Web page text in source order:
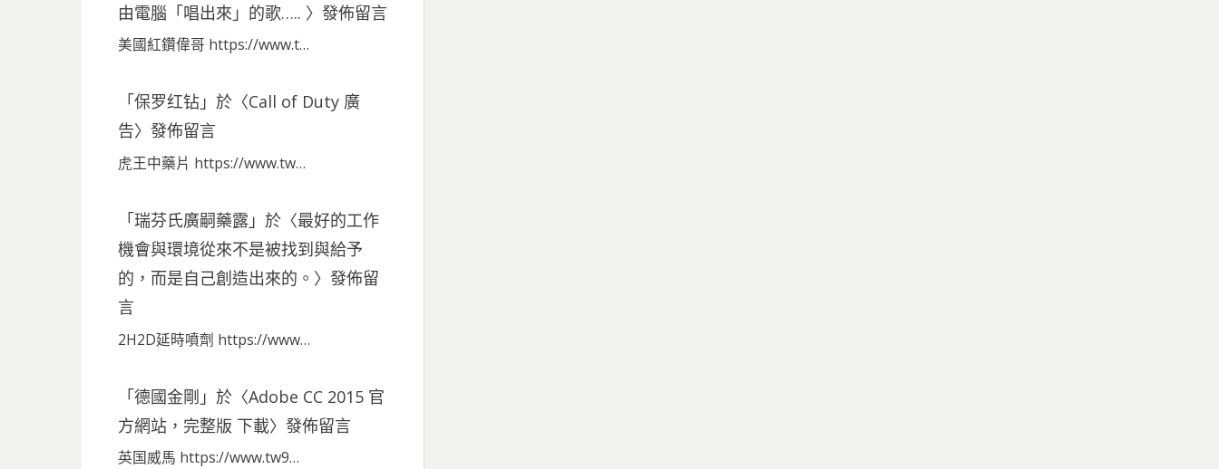
由電腦「唱出來」的歌….. 〉發佈留言
美國紅鑽偉哥 https://www.t…
「保罗红钻」於〈Call of Duty 廣
告〉發佈留言
虎王中藥片 https://www.tw…
「瑞芬氏廣嗣藥露」於〈最好的工作
機會與環境從來不是被找到與給予
的，而是自己創造出來的。 〉發佈留
言
2H2D延時噴劑 https://www…
「德國金剛 」於〈Adobe CC 2015 官
方網站，完整版 下載〉發佈留言
英国威馬 https://www.tw9…